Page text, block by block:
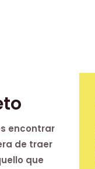
encontrar
de traer
que